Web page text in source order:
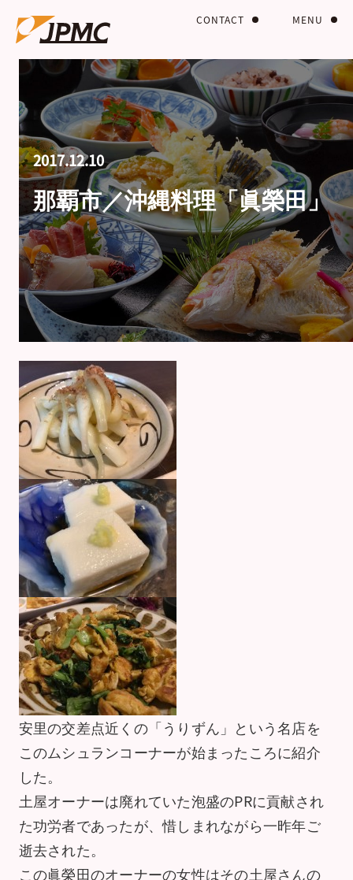
MENU
CONTACT
2017.12.10
那覇市／沖縄料理「眞榮田」
安里の交差点近くの「うりずん」という名店を
このムシュランコーナーが始まったころに紹介
した。
土屋オーナーは廃れていた泡盛のPRに貢献され
た功労者であったが、惜しまれながら一昨年ご
逝去された。
この眞榮田のオーナーの女性はその土屋さんの